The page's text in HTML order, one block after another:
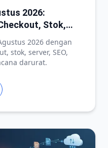
2026:
Stok,
2026 dengan
stok, server, SEO,
darurat.